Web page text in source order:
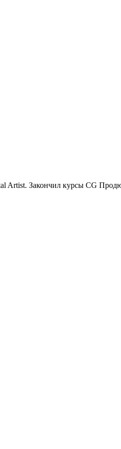
Artist. Закончил курсы CG